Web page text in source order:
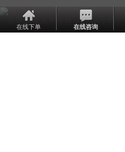
在线下单 在线咨询
全国免费服务热线（7×24小时）